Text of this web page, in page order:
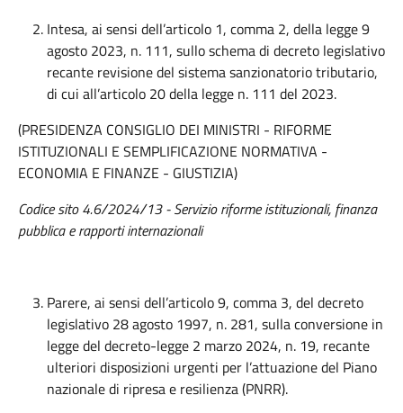
Intesa, ai sensi dell’articolo 1, comma 2, della legge 9
agosto 2023, n. 111, sullo schema di decreto legislativo
recante revisione del sistema sanzionatorio tributario,
di cui all’articolo 20 della legge n. 111 del 2023.
(PRESIDENZA CONSIGLIO DEI MINISTRI - RIFORME
ISTITUZIONALI E SEMPLIFICAZIONE NORMATIVA -
ECONOMIA E FINANZE - GIUSTIZIA)
Codice sito 4.6/2024/13 - Servizio riforme istituzionali, finanza
pubblica e rapporti internazionali
Parere, ai sensi dell’articolo 9, comma 3, del decreto
legislativo 28 agosto 1997, n. 281, sulla conversione in
legge del decreto-legge 2 marzo 2024, n. 19, recante
ulteriori disposizioni urgenti per l’attuazione del Piano
nazionale di ripresa e resilienza (PNRR).